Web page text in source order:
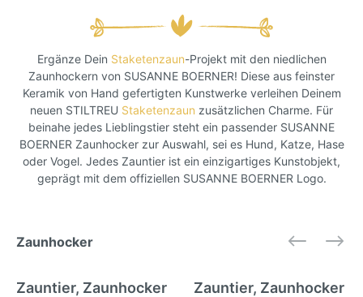
Ergänze Dein Staketenzaun-Projekt mit den niedlichen
Zaunhockern von SUSANNE BOERNER! Diese aus feinster
Keramik von Hand gefertigten Kunstwerke verleihen Deinem
neuen STILTREU Staketenzaun zusätzlichen Charme. Für
beinahe jedes Lieblingstier steht ein passender SUSANNE
BOERNER Zaunhocker zur Auswahl, sei es Hund, Katze, Hase
oder Vogel. Jedes Zauntier ist ein einzigartiges Kunstobjekt,
geprägt mit dem offiziellen SUSANNE BOERNER Logo.
Zaunhocker
Zauntier, Zaunhocker
Zauntier, Zaunhocker